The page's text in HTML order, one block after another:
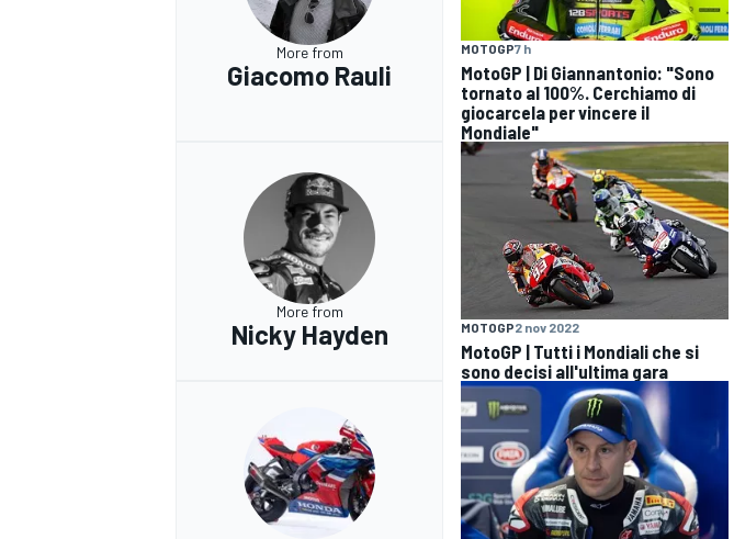
More from
Giacomo Rauli
MOTOGP7 h
MotoGP | Di Giannantonio: "Sono
tornato al 100%. Cerchiamo di
giocarcela per vincere il
Mondiale"
More from
Nicky Hayden MOTOGP2 nov 2022
MotoGP | Tutti i Mondiali che si
sono decisi all'ultima gara